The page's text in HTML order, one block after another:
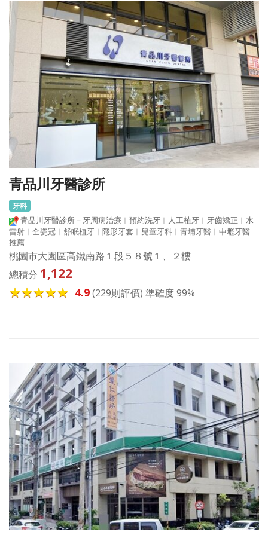
青品川牙醫診所
牙科
青品川牙醫診所－牙周病治療︱預約洗牙︱人工植牙︱牙齒矯正︱水
雷射︱全瓷冠︱舒眠植牙︱隱形牙套︱兒童牙科︱青埔牙醫︱中壢牙醫
推薦
桃園市大園區高鐵南路１段５８號１、２樓
總積分 1,122
4.9(229則評價) 準確度 99%